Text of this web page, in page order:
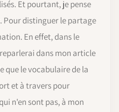
Et pourtant, je pense
Pour distinguer le partage
En effet, dans le
dans mon article
que le vocabulaire de la
et à travers pour
n'en sont pas, à mon